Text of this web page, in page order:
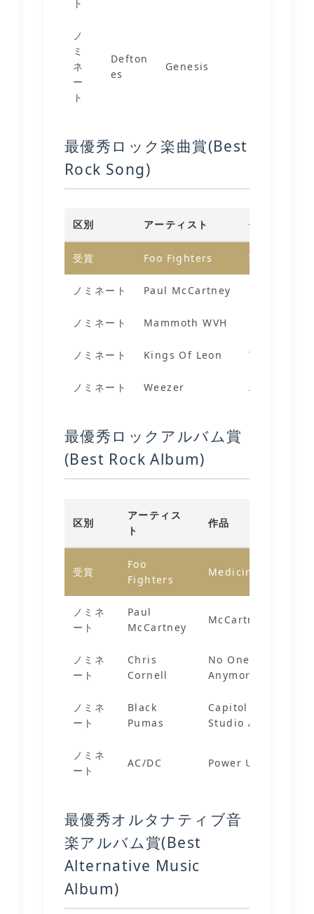
ト
ノ
ミ
ネ
ー
ト
Defton
es
Genesis
最優秀ロック楽曲賞(Best
Rock Song)
区別 アーティスト 作品
受賞 Foo Fighters Waiting On
ノミネート Paul McCartney
ノミネート Mammoth WVH
ノミネート Kings Of Leon The Bandit
ノミネート Weezer All My
最優秀ロックアルバム賞
(Best Rock Album)
区別
アーティス
ト
作品
受賞
Foo
Fighters
Medicine At
ノミネ
ート
Paul
McCartney
McCartney III
ノミネ
ート
Chris
Cornell
No One Sings Like
Anymore Vol. 1
ノミネ
ート
Black
Pumas
Capitol Cuts - Live
Studio A
ノミネ
ート
AC/DC Power Up
最優秀オルタナティブ音
楽アルバム賞(Best
Alternative Music
Album)